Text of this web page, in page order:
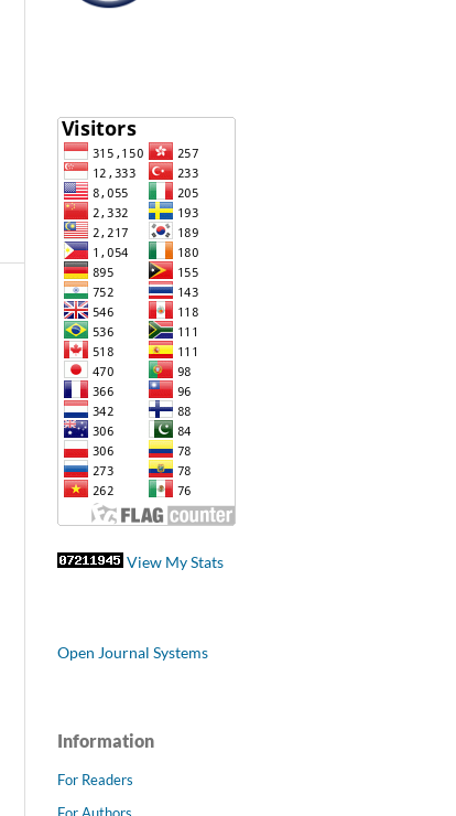
View My Stats
Open Journal Systems
Information
For Readers